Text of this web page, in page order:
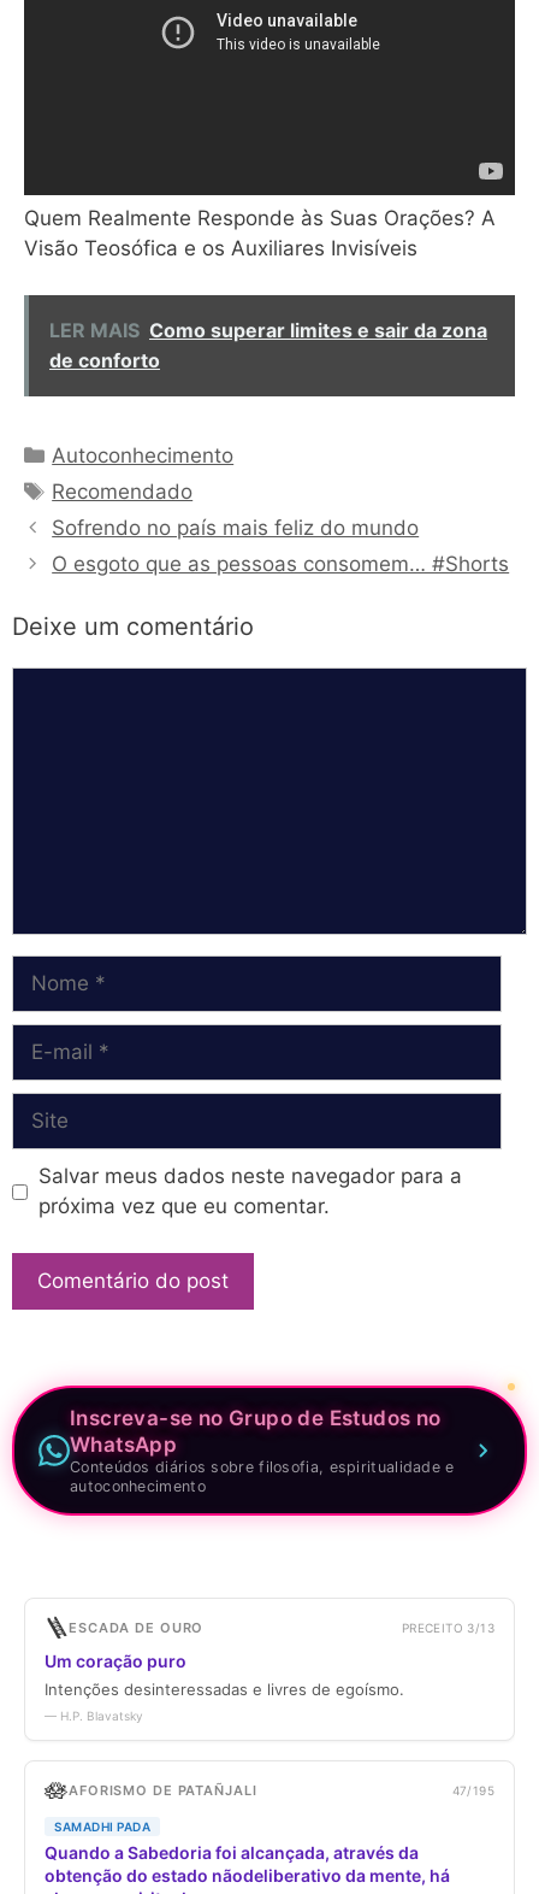
Quem Realmente Responde às Suas Orações? A
Visão Teosófica e os Auxiliares Invisíveis
LER MAIS Como superar limites e sair da zona
de conforto
Categorias
Autoconhecimento
Tags
Recomendado
Sofrendo no país mais feliz do mundo
O esgoto que as pessoas consomem… #Shorts
Deixe um comentário
Nome
Site
Salvar meus dados neste navegador para a
próxima vez que eu comentar.
Inscreva-se no Grupo de Estudos no
WhatsApp
Conteúdos diários sobre filosofia, espiritualidade e
autoconhecimento